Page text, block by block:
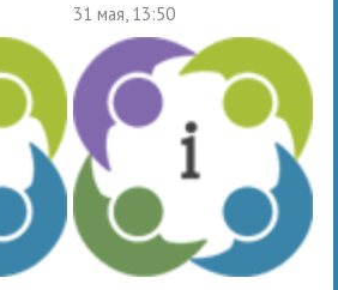
31 мая, 13:50